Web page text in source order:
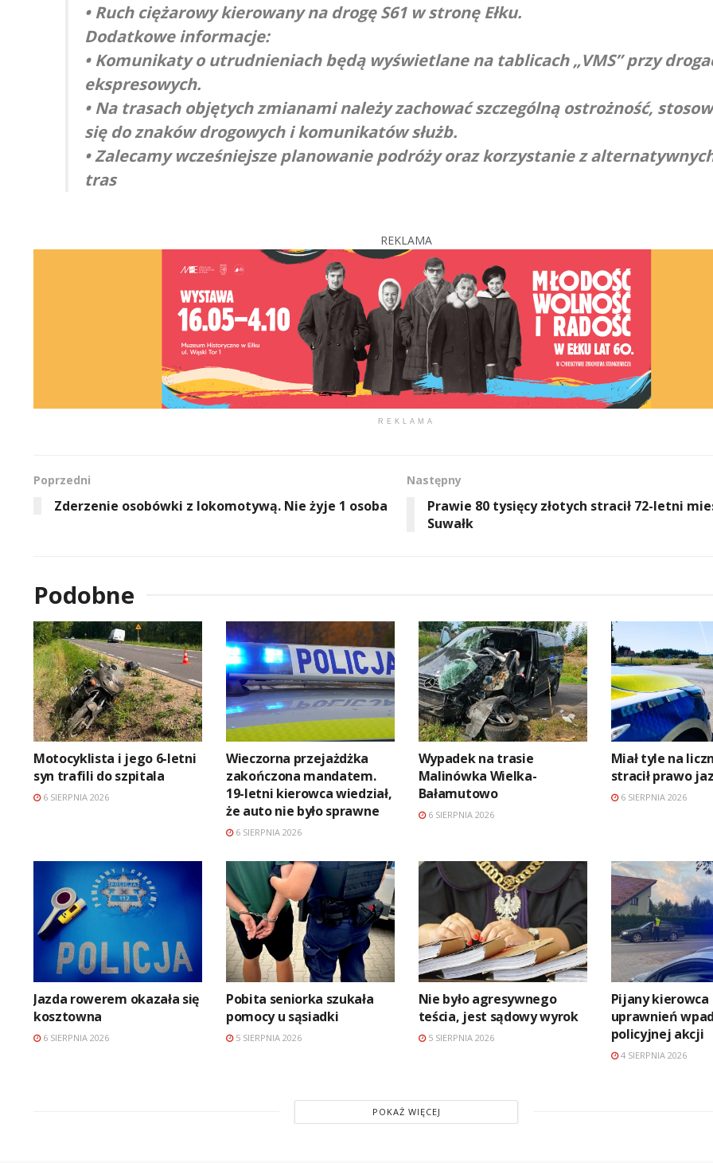
• Ruch ciężarowy kierowany na drogę S61 w stronę Ełku.
Dodatkowe informacje:
• Komunikaty o utrudnieniach będą wyświetlane na tablicach „VMS” przy
ekspresowych.
• Na trasach objętych zmianami należy zachować szczególną ostrożność,
się do znaków drogowych i komunikatów służb.
• Zalecamy wcześniejsze planowanie podróży oraz korzystanie z
tras
REKLAMA
REKLAMA
Poprzedni
Zderzenie osobówki z lokomotywą. Nie żyje 1 osoba
Następny
Prawie 80 tysięcy złotych stracił 72-letni
Suwałk
Podobne
Motocyklista i jego 6-letni
syn trafili do szpitala
6 SIERPNIA 2026
Wieczorna przejażdżka
zakończona mandatem.
19-letni kierowca wiedział,
że auto nie było sprawne
6 SIERPNIA 2026
Wypadek na trasie
Malinówka Wielka-
Bałamutowo
6 SIERPNIA 2026
Miał tyle na
stracił prawo
6 SIERPNIA 2026
Jazda rowerem okazała się
kosztowna
6 SIERPNIA 2026
Pobita seniorka szukała
pomocy u sąsiadki
5 SIERPNIA 2026
Nie było agresywnego
teścia, jest sądowy wyrok
5 SIERPNIA 2026
Pijany kierowca
uprawnień
policyjnej akcji
4 SIERPNIA 2026
POKAŻ WIĘCEJ